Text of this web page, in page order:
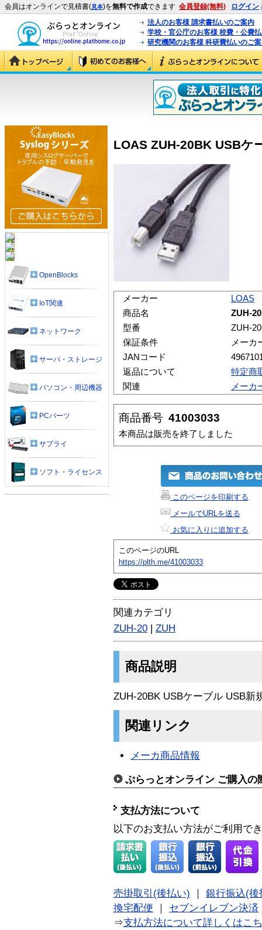
会員はオンラインで見積書(見本)を無料で作成できます 会員登録(無料) ログイン
法人のお客様 請求書払いのご案内
学校・官公庁のお客様 校費・公費
研究機関のお客様 科研費払いのご
LOAS ZUH-20BK USBケ
メーカー
LOAS
商品名
ZUH-
型番
ZUH-
保証条件
メーカ
JANコード
返品について
特定商
関連
メーカ
商品番号 41003033
本商品は販売を終了しました
このページを印刷する
メールでURLを送る
お気に入りに追加する
このページのURL
https://plth.me/41003033
関連カテゴリ
ZUH-20 | ZUH
商品説明
ZUH-20BK USBケーブル USB新
関連リンク
メーカ商品情報
ぷらっとオンライン ご購入の
支払方法について
以下のお支払い方法がご利用で
売掛取引(後払い)
銀行振込(後
換宅配便
セブンイレブン決済
⇒支払方法について詳しくはこ
OpenBlocks
IoT関連
ネットワーク
サーバ・ストレージ
パソコン・周辺機器
PCパーツ
サプライ
ソフト・ライセンス